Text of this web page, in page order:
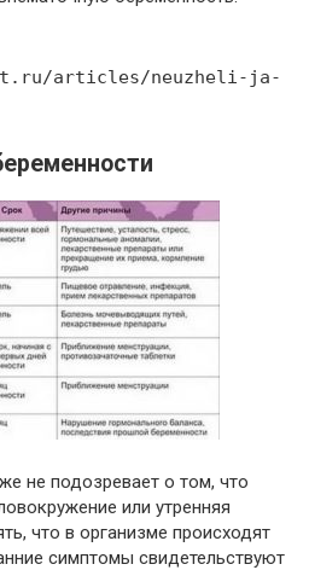
articles/neuzheli-ja-
не подозревает о том, что
или утренняя
что в организме происходят
симптомы свидетельствуют